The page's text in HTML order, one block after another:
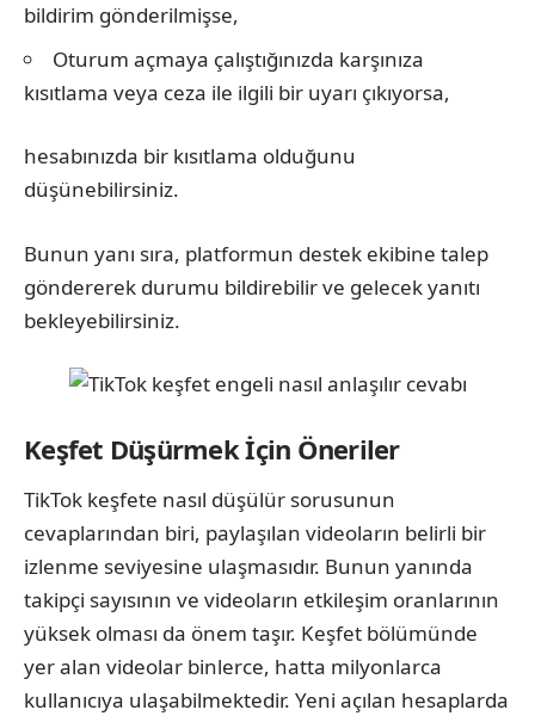
bildirim gönderilmişse,
Oturum açmaya çalıştığınızda karşınıza
kısıtlama veya ceza ile ilgili bir uyarı çıkıyorsa,
hesabınızda bir kısıtlama olduğunu
düşünebilirsiniz.
Bunun yanı sıra, platformun destek ekibine talep
göndererek durumu bildirebilir ve gelecek yanıtı
bekleyebilirsiniz.
Keşfet Düşürmek İçin Öneriler
TikTok keşfete nasıl düşülür sorusunun
cevaplarından biri, paylaşılan videoların belirli bir
izlenme seviyesine ulaşmasıdır. Bunun yanında
takipçi sayısının ve videoların etkileşim oranlarının
yüksek olması da önem taşır. Keşfet bölümünde
yer alan videolar binlerce, hatta milyonlarca
kullanıcıya ulaşabilmektedir. Yeni açılan hesaplarda